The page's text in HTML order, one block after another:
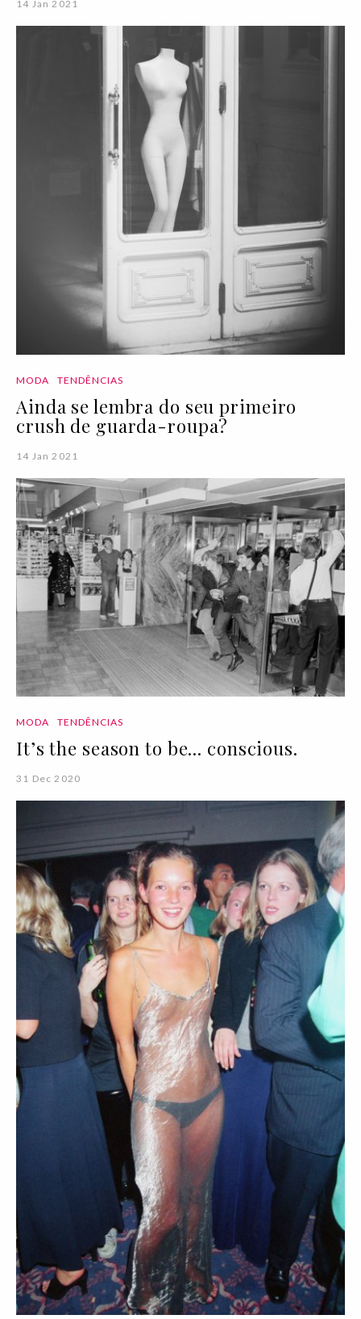
14 Jan 2021
MODA TENDÊNCIAS
Ainda se lembra do seu primeiro
crush de guarda-roupa?
14 Jan 2021
MODA TENDÊNCIAS
It’s the season to be... conscious.
31 Dec 2020